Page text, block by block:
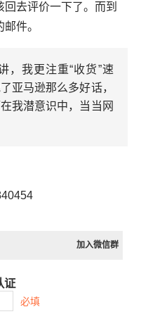
去评价一下了。而到
件。
，我更注重“收货”速
亚马逊那么多好话，
我潜意识中，当当网
加入微信群
证
必填